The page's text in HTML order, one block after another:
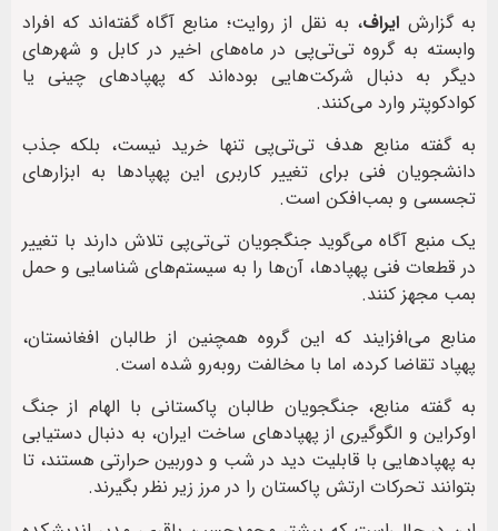
به گزارش ایراف، به نقل از روایت؛ منابع آگاه گفته‌اند که افراد
وابسته به گروه تی‌تی‌پی در ماه‌های اخیر در کابل و شهرهای
دیگر به دنبال شرکت‌هایی بوده‌اند که پهپادهای چینی یا
کوادکوپتر وارد می‌کنند.
به گفته منابع هدف تی‌تی‌پی تنها خرید نیست، بلکه جذب
دانشجویان فنی برای تغییر کاربری این پهپادها به ابزارهای
تجسسی و بمب‌افکن است.
یک منبع آگاه می‌گوید جنگجویان تی‌تی‌پی تلاش دارند با تغییر
در قطعات فنی پهپادها، آن‌ها را به سیستم‌های شناسایی و حمل
بمب مجهز کنند.
منابع می‌افزایند که این گروه همچنین از طالبان افغانستان،
پهپاد تقاضا کرده، اما با مخالفت روبه‌رو شده است.
به گفته منابع، جنگجویان طالبان پاکستانی با الهام از جنگ
اوکراین و الگوگیری از پهپادهای ساخت ایران، به دنبال دستیابی
به پهپادهایی با قابلیت دید در شب و دوربین حرارتی هستند، تا
بتوانند تحرکات ارتش پاکستان را در مرز زیر نظر بگیرند.